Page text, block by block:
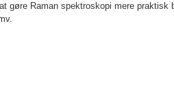
gøre Raman spektroskopi mere praktisk